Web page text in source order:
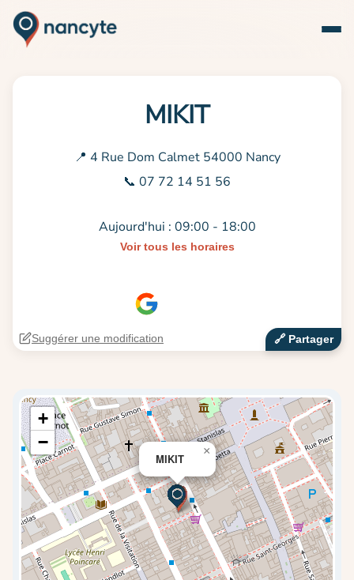
MIKIT
📍 4 Rue Dom Calmet 54000 Nancy
📞 07 72 14 51 56
Aujourd'hui : 09:00 - 18:00
Voir tous les horaires
🔗‍️ Partager
Suggérer une modification
MIKIT
×
+
−